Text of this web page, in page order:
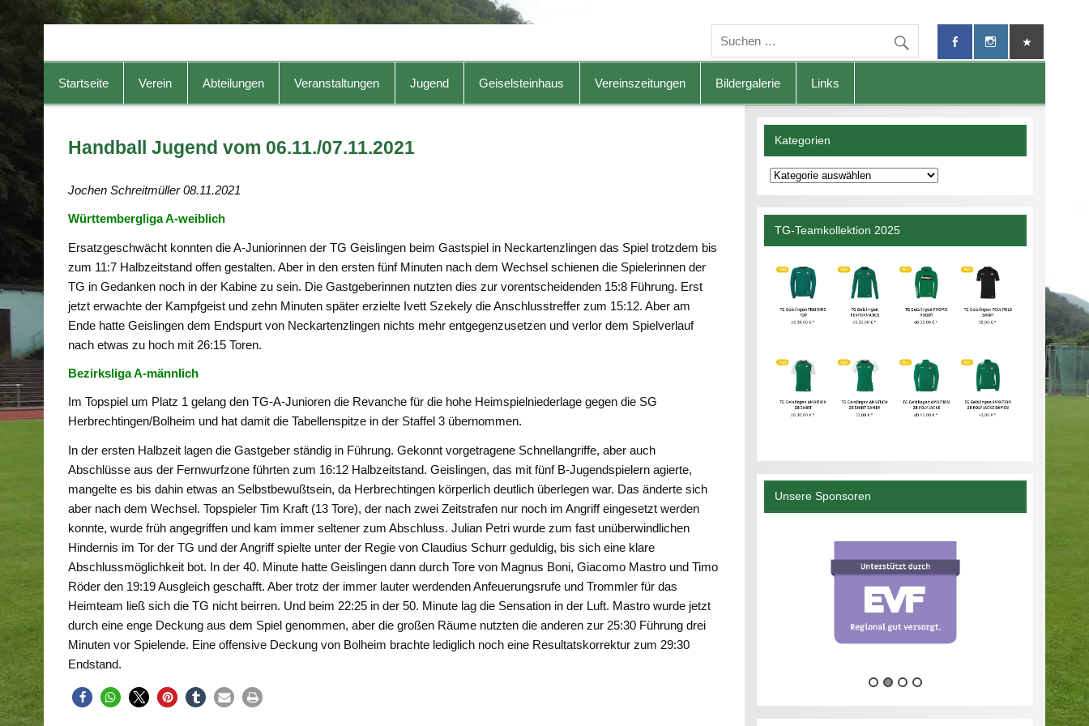
Startseite Verein Abteilungen Veranstaltungen Jugend Geiselsteinhaus Vereinszeitungen Bildergalerie Links
Handball Jugend vom 06.11./07.11.2021
Jochen Schreitmüller 08.11.2021
Württembergliga A-weiblich
Ersatzgeschwächt konnten die A-Juniorinnen der TG Geislingen beim Gastspiel in Neckartenzlingen das Spiel trotzdem bis
zum 11:7 Halbzeitstand offen gestalten. Aber in den ersten fünf Minuten nach dem Wechsel schienen die Spielerinnen der
TG in Gedanken noch in der Kabine zu sein. Die Gastgeberinnen nutzten dies zur vorentscheidenden 15:8 Führung. Erst
jetzt erwachte der Kampfgeist und zehn Minuten später erzielte Ivett Szekely die Anschlusstreffer zum 15:12. Aber am
Ende hatte Geislingen dem Endspurt von Neckartenzlingen nichts mehr entgegenzusetzen und verlor dem Spielverlauf
nach etwas zu hoch mit 26:15 Toren.
Bezirksliga A-männlich
Im Topspiel um Platz 1 gelang den TG-A-Junioren die Revanche für die hohe Heimspielniederlage gegen die SG
Herbrechtingen/Bolheim und hat damit die Tabellenspitze in der Staffel 3 übernommen.
In der ersten Halbzeit lagen die Gastgeber ständig in Führung. Gekonnt vorgetragene Schnellangriffe, aber auch
Abschlüsse aus der Fernwurfzone führten zum 16:12 Halbzeitstand. Geislingen, das mit fünf B-Jugendspielern agierte,
mangelte es bis dahin etwas an Selbstbewußtsein, da Herbrechtingen körperlich deutlich überlegen war. Das änderte sich
aber nach dem Wechsel. Topspieler Tim Kraft (13 Tore), der nach zwei Zeitstrafen nur noch im Angriff eingesetzt werden
konnte, wurde früh angegriffen und kam immer seltener zum Abschluss. Julian Petri wurde zum fast unüberwindlichen
Hindernis im Tor der TG und der Angriff spielte unter der Regie von Claudius Schurr geduldig, bis sich eine klare
Abschlussmöglichkeit bot. In der 40. Minute hatte Geislingen dann durch Tore von Magnus Boni, Giacomo Mastro und Timo
Röder den 19:19 Ausgleich geschafft. Aber trotz der immer lauter werdenden Anfeuerungsrufe und Trommler für das
Heimteam ließ sich die TG nicht beirren. Und beim 22:25 in der 50. Minute lag die Sensation in der Luft. Mastro wurde jetzt
durch eine enge Deckung aus dem Spiel genommen, aber die großen Räume nutzten die anderen zur 25:30 Führung drei
Minuten vor Spielende. Eine offensive Deckung von Bolheim brachte lediglich noch eine Resultatskorrektur zum 29:30
Endstand.
Kategorien
Kategorien
TG-Teamkollektion 2025
Unsere Sponsoren